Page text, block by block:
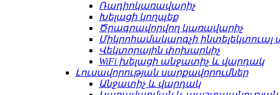
Ռադիոկառավարիչ
Խելացի կողպեք
Ծրագրավորվող կառավարիչ
Միկրոհամակարգչի
Վեկտորային փոխարկիչ
WiFi խելացի անջատիչ և վարդակ
Լուսավորության սարքավորումներ
Անջատիչ և վարդակ